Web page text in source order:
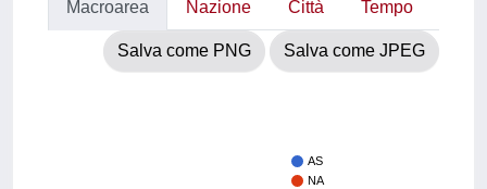
Macroarea Nazione Città Tempo
Salva come PNG Salva come JPEG
AS
NA